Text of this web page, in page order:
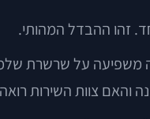
זהו ההבדל המהותי.
משפיעה על שרשרת
והאם צוות השירות